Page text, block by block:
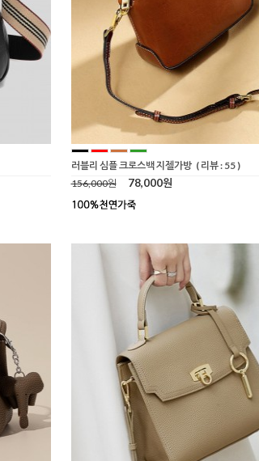
러블리 심플 크로스백 지젤가방 ( 리뷰 : 55 )
156,000원
78,000원